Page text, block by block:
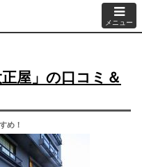
メニュー
屋」の口コミ＆
め！